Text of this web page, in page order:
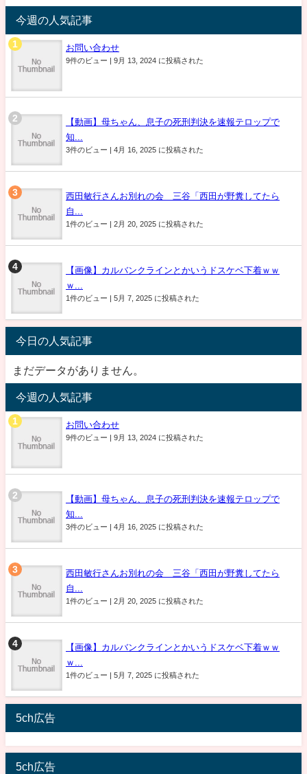
今週の人気記事
お問い合わせ
9件のビュー 9月 13, 2024 に投稿された
【動画】母ちゃん、息子の死刑判決を速報テロップで
知...
3件のビュー 4月 16, 2025 に投稿された
西田敏行さんお別れの会 三谷「西田が野糞してたら
自...
1件のビュー 2月 20, 2025 に投稿された
【画像】カルバンクラインとかいうドスケベ下着ｗｗ
ｗ...
1件のビュー 5月 7, 2025 に投稿された
今日の人気記事
まだデータがありません。
今週の人気記事
お問い合わせ
9件のビュー 9月 13, 2024 に投稿された
【動画】母ちゃん、息子の死刑判決を速報テロップで
知...
3件のビュー 4月 16, 2025 に投稿された
西田敏行さんお別れの会 三谷「西田が野糞してたら
自...
1件のビュー 2月 20, 2025 に投稿された
【画像】カルバンクラインとかいうドスケベ下着ｗｗ
ｗ...
1件のビュー 5月 7, 2025 に投稿された
5ch広告
5ch広告